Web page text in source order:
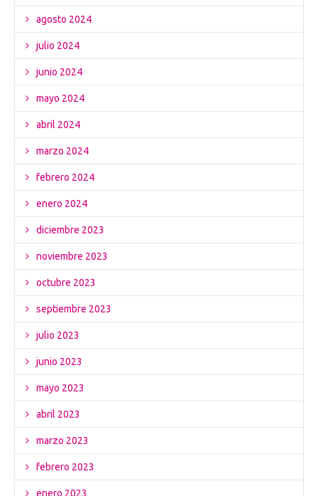
agosto 2024
julio 2024
junio 2024
mayo 2024
abril 2024
marzo 2024
febrero 2024
enero 2024
diciembre 2023
noviembre 2023
octubre 2023
septiembre 2023
julio 2023
junio 2023
mayo 2023
abril 2023
marzo 2023
febrero 2023
enero 2023